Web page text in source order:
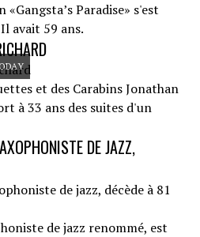
Paradise» s'est
avait 59 ans.
et des Carabins Jonathan
à 33 ans des suites d'un
DE JAZZ,
de jazz renommé, est